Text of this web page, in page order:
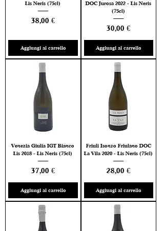
Lis Neris (75cl)
Prezzo
38,00 €
Aggiungi al carrello
DOC Jurosa 2022 - Lis Neris
(75cl)
Prezzo
30,00 €
Aggiungi al carrello
Venezia Giulia IGT Bianco
Lis 2018 - Lis Neris (75cl)
Prezzo
37,00 €
Aggiungi al carrello
Friuli Isonzo Friulano DOC
La Vila 2020 - Lis Neris (75cl)
Prezzo
28,00 €
Aggiungi al carrello